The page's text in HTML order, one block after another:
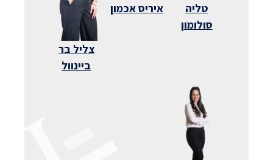
טליה
סולומון
איריס אכמון
צליל בר
ביינוול